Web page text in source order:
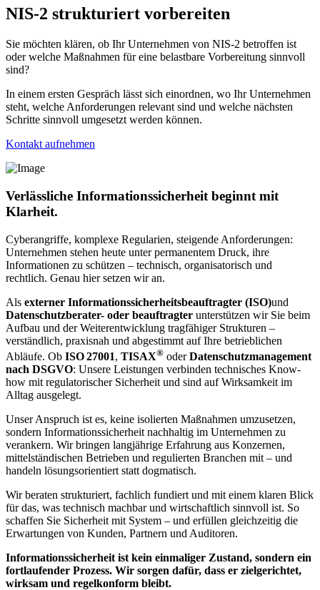
NIS-2 strukturiert vorbereiten
Sie möchten klären, ob Ihr Unternehmen von NIS-2 betroffen ist
oder welche Maßnahmen für eine belastbare Vorbereitung sinnvoll
sind?
In einem ersten Gespräch lässt sich einordnen, wo Ihr Unternehmen
steht, welche Anforderungen relevant sind und welche nächsten
Schritte sinnvoll umgesetzt werden können.
Kontakt aufnehmen
Verlässliche Informationssicherheit beginnt mit
Klarheit.
Cyberangriffe, komplexe Regularien, steigende Anforderungen:
Unternehmen stehen heute unter permanentem Druck, ihre
Informationen zu schützen – technisch, organisatorisch und
rechtlich. Genau hier setzen wir an.
Als externer Informationssicherheitsbeauftragter (ISO)und
Datenschutzberater- oder beauftragter unterstützen wir Sie beim
Aufbau und der Weiterentwicklung tragfähiger Strukturen –
verständlich, praxisnah und abgestimmt auf Ihre betrieblichen
Abläufe. Ob ISO 27001, TISAX® oderDatenschutzmanagement
nach DSGVO: Unsere Leistungen verbinden technisches Know-
how mit regulatorischer Sicherheit und sind auf Wirksamkeit im
Alltag ausgelegt.
Unser Anspruch ist es, keine isolierten Maßnahmen umzusetzen,
sondern Informationssicherheit nachhaltig im Unternehmen zu
verankern. Wir bringen langjährige Erfahrung aus Konzernen,
mittelständischen Betrieben und regulierten Branchen mit – und
handeln lösungsorientiert statt dogmatisch.
Wir beraten strukturiert, fachlich fundiert und mit einem klaren Blick
für das, was technisch machbar und wirtschaftlich sinnvoll ist. So
schaffen Sie Sicherheit mit System – und erfüllen gleichzeitig die
Erwartungen von Kunden, Partnern und Auditoren.
Informationssicherheit ist kein einmaliger Zustand, sondern ein
fortlaufender Prozess. Wir sorgen dafür, dass er zielgerichtet,
wirksam und regelkonform bleibt.